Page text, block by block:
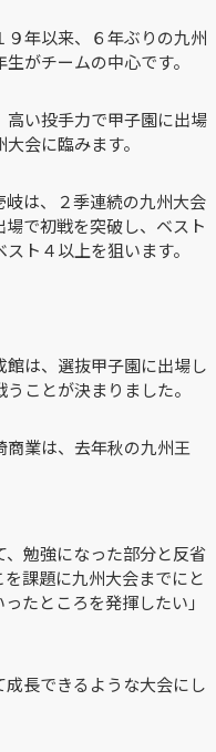
年以来、６年ぶりの九州
がチームの中心です。
い投手力で甲子園に出場
会に臨みます。
は、２季連続の九州大会
で初戦を突破し、ベスト
ト４以上を狙います。
は、選抜甲子園に出場し
ことが決まりました。
業は、去年秋の九州王
、勉強になった部分と反省
課題に九州大会までにと
たところを発揮したい」
成長できるような大会にし